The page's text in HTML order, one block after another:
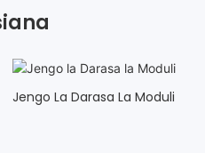
Jengo La Darasa La Moduli